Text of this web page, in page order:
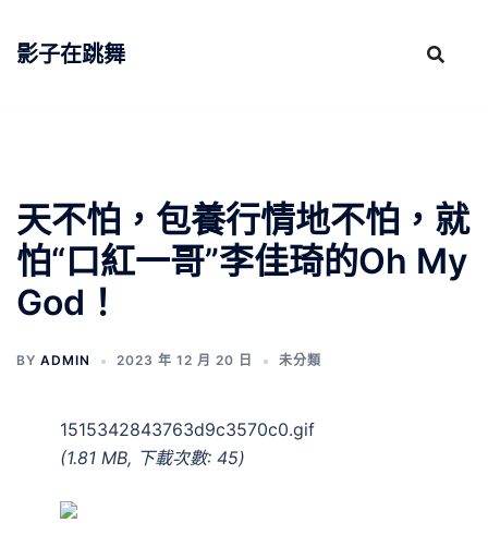
影子在跳舞
天不怕，包養行情地不怕，就
怕“口紅一哥”李佳琦的Oh My
God！
BY ADMIN 2023 年 12 月 20 日 未分類
1515342843763d9c3570c0.gif
(1.81 MB, 下載次數: 45)